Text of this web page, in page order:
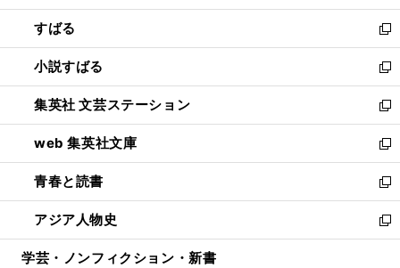
開
く
ウ
で
開
く
ン
ド
ウ
で
開
く
すばる
新
し
い
ウ
ィ
ン
ド
ウ
で
開
く
小説すばる
新
し
い
ウ
ィ
ン
ド
ウ
で
開
集英社 文芸ステーション
新
し
い
ウ
ィ
ン
ド
ウ
web 集英社文庫
新
し
い
ウ
ィ
ン
青春と読書
新
し
い
ウ
アジア人物史
新
し
学芸・ノンフィクション・新書